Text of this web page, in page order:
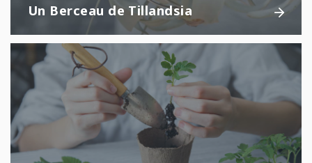
Un Berceau de Tillandsia